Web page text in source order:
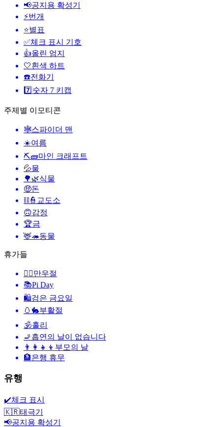
📢공지용 확성기
⚡번개
⭐별표
✅체크 표시 기호
👍올린 엄지
🤍흰색 하트
☎️전화기
7️⃣ 숫자 7 키캡
주제별 이모티콘
🕸️스파이더 맨
☀️여름
⛏🧱마인 크래프트
💦물
🌳🌿식물
🤑돈
⛓️👮 교도소
🙃감정
🏆금
🦌🦔동물
휴가들
🙆‍♂️만우절
📚Pi Day
🛍검은 금요일
🥚🐇부활절
🕉홀리
🚬 흡연의 날이 없습니다
👨‍👩‍👧‍👦 부모의 날
🏦은행 휴무
유행
✔️체크 표시
🇰🇷태극기
📢공지용 확성기